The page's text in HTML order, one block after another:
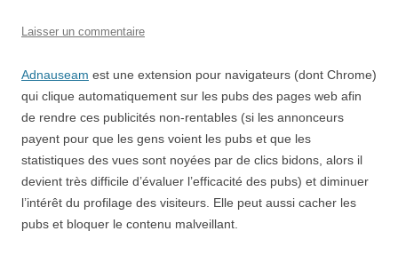
Laisser un commentaire
Adnauseam est une extension pour navigateurs (dont Chrome)
qui clique automatiquement sur les pubs des pages web afin
de rendre ces publicités non-rentables (si les annonceurs
payent pour que les gens voient les pubs et que les
statistiques des vues sont noyées par de clics bidons, alors il
devient très difficile d’évaluer l’efficacité des pubs) et diminuer
l’intérêt du profilage des visiteurs. Elle peut aussi cacher les
pubs et bloquer le contenu malveillant.